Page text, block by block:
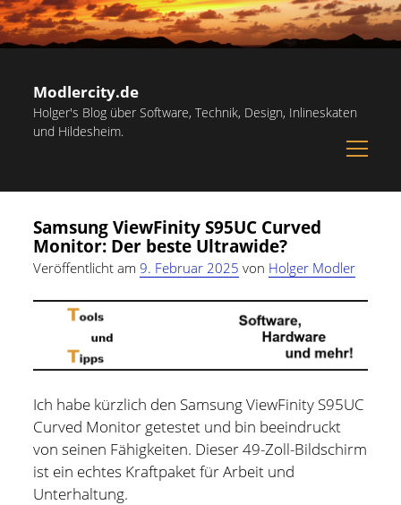
Modlercity.de
Holger's Blog über Software, Technik, Design, Inlineskaten
und Hildesheim.
open
menu
Startseite
Inlineskaten in Hildesheim
Papiervorlagen – Hilfreiche Vorlagen zum Ausdrucken
Kostenlose Illustrationen und Grafiken
Notdienst-Rufnummern für Hildesheim
Informationsquellen
Über mich
Kontakt
twitterfacebooklinkedin
Suchen
Kategorien
Allgemein(60)
Hildesheim(101)
Infos und Know How(152)
Besondere Orte
Samsung ViewFinity S95UC Curved
Monitor: Der beste Ultrawide?
Veröffentlicht am9. Februar 2025 von Holger Modler
Ich habe kürzlich den Samsung ViewFinity S95UC
Curved Monitor getestet und bin beeindruckt
von seinen Fähigkeiten. Dieser 49-Zoll-Bildschirm
ist ein echtes Kraftpaket für Arbeit und
Unterhaltung.